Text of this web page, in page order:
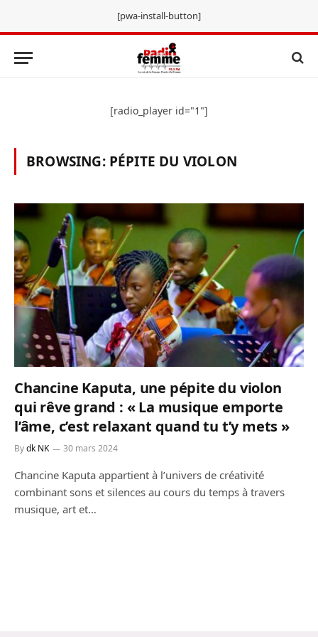
[pwa-install-button]
[radio_player id="1"]
BROWSING: PÉPITE DU VIOLON
Chancine Kaputa, une pépite du violon
qui rêve grand : « La musique emporte
l’âme, c’est relaxant quand tu t’y mets »
Bydk NK 30 mars 2024
Chancine Kaputa appartient à l’univers de créativité
combinant sons et silences au cours du temps à travers
musique, art et…